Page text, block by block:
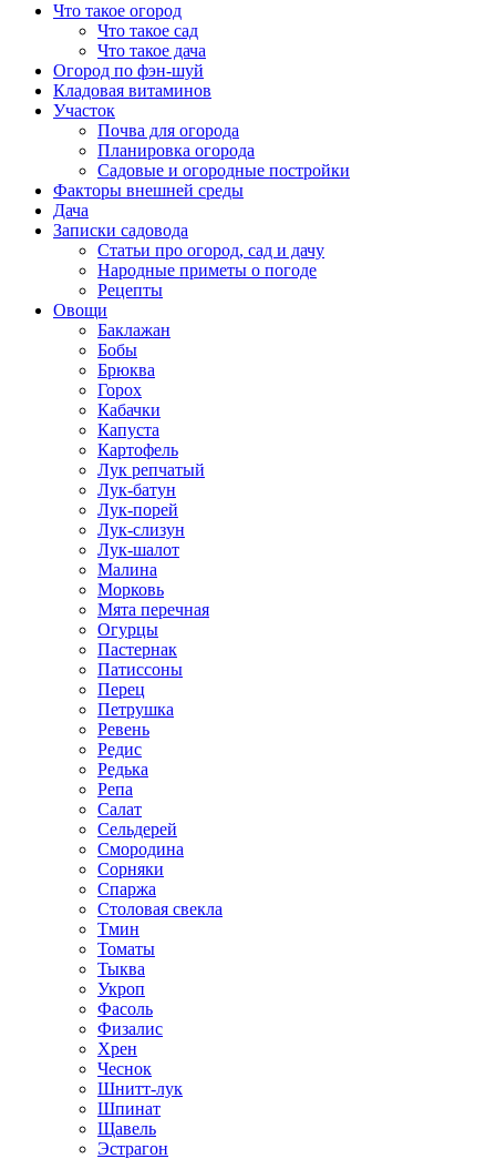
Что такое огород
Что такое сад
Что такое дача
Огород по фэн-шуй
Кладовая витаминов
Участок
Почва для огорода
Планировка огорода
Садовые и огородные постройки
Факторы внешней среды
Дача
Записки садовода
Статьи про огород, сад и дачу
Народные приметы о погоде
Рецепты
Овощи
Баклажан
Бобы
Брюква
Горох
Кабачки
Капуста
Картофель
Лук репчатый
Лук-батун
Лук-порей
Лук-слизун
Лук-шалот
Малина
Морковь
Мята перечная
Огурцы
Пастернак
Патиссоны
Перец
Петрушка
Ревень
Редис
Редька
Репа
Салат
Сельдерей
Смородина
Сорняки
Спаржа
Столовая свекла
Тмин
Томаты
Тыква
Укроп
Фасоль
Физалис
Хрен
Чеснок
Шнитт-лук
Шпинат
Щавель
Эстрагон